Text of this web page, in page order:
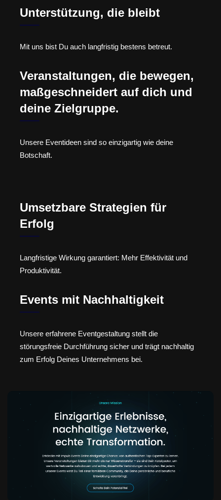
Unterstützung, die bleibt
Mit uns bist Du auch langfristig bestens betreut.
Veranstaltungen, die bewegen,
maßgeschneidert auf dich und
deine Zielgruppe.
Unsere Eventideen sind so einzigartig wie deine
Botschaft.
Umsetzbare Strategien für
Erfolg
Langfristige Wirkung garantiert: Mehr Effektivität und
Produktivität.
Events mit Nachhaltigkeit
Unsere erfahrene Eventgestaltung stellt die
störungsfreie Durchführung sicher und trägt nachhaltig
zum Erfolg Deines Unternehmens bei.